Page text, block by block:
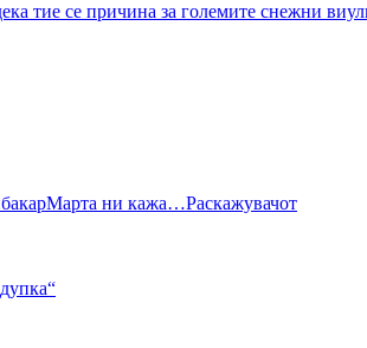
тие се причина за големите снежни
Марта ни кажа…Раскажувачот